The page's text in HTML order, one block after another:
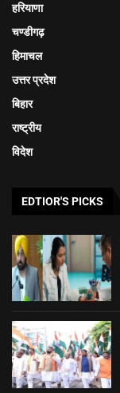
हरियाणा
चण्डीगढ़
हिमाचल
उत्तर प्रदेश
बिहार
राष्ट्रीय
विदेश
EDTIOR'S PICKS